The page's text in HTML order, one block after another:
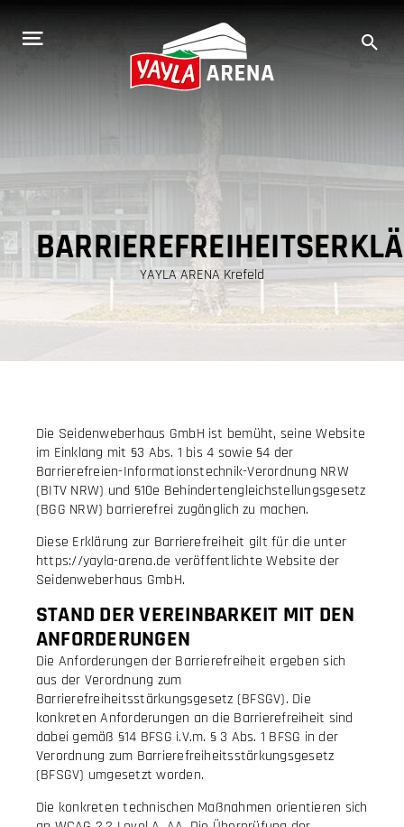
Inhalt
springen
YAYLA ARENA Krefeld
Die Seidenweberhaus GmbH ist bemüht, seine Website
im Einklang mit §3 Abs. 1 bis 4 sowie §4 der
Barrierefreien-Informationstechnik-Verordnung NRW
(BITV NRW) und §10e Behindertengleichstellungsgesetz
(BGG NRW) barrierefrei zugänglich zu machen.
Diese Erklärung zur Barrierefreiheit gilt für die unter
https://yayla-arena.de veröffentlichte Website der
Seidenweberhaus GmbH.
STAND DER VEREINBARKEIT MIT DEN
ANFORDERUNGEN
Die Anforderungen der Barrierefreiheit ergeben sich
aus der Verordnung zum
Barrierefreiheitsstärkungsgesetz (BFSGV). Die
konkreten Anforderungen an die Barrierefreiheit sind
dabei gemäß §14 BFSG i.V.m. § 3 Abs. 1 BFSG in der
Verordnung zum Barrierefreiheitsstärkungsgesetz
(BFSGV) umgesetzt worden.
Die konkreten technischen Maßnahmen orientieren sich